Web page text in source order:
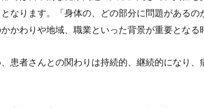
なります。「身体の、どの部分に問題がある
かかわりや地域、職業といった背景が重要となる
患者さんとの関わりは持続的、継続的になり